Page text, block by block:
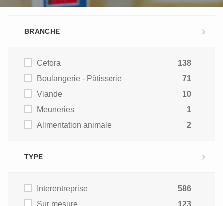
BRANCHE
Cefora
138
Boulangerie - Pâtisserie
71
Viande
10
Meuneries
1
Alimentation animale
2
TYPE
Interentreprise
586
Sur mesure
123